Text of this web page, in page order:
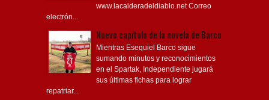
www.lacalderadeldiablo.net Correo
electrón...
Nuevo capítulo de la novela de Barco
Mientras Esequiel Barco sigue
sumando minutos y reconocimientos
en el Spartak, Independiente jugará
sus últimas fichas para lograr
repatriar...